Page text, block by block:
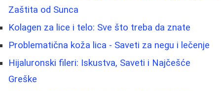
Zaštita od Sunca
Kolagen za lice i telo: Sve što treba da znate
Problematična koža lica - Saveti za negu i lečenje
Hijaluronski fileri: Iskustva, Saveti i Najčešće
Greške